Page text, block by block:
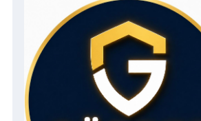
Av.Cenap GÜVEN